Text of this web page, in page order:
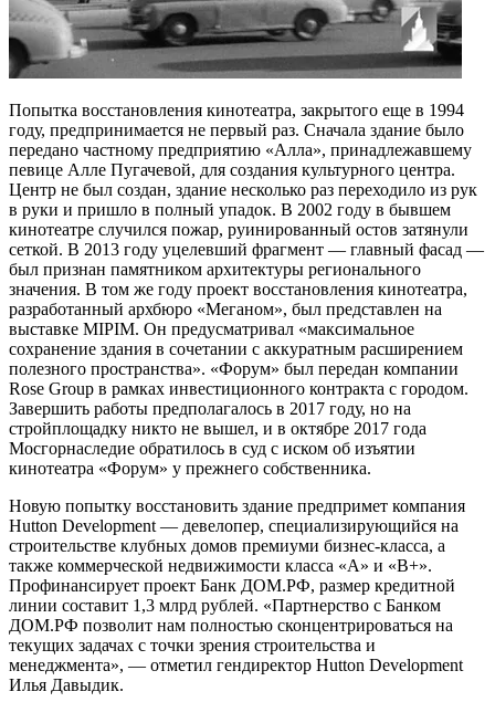
Попытка восстановления кинотеатра, закрытого еще в 1994
году, предпринимается не первый раз. Сначала здание было
передано частному предприятию «Алла», принадлежавшему
певице Алле Пугачевой, для создания культурного центра.
Центр не был создан, здание несколько раз переходило из рук
в руки и пришло в полный упадок. В 2002 году в бывшем
кинотеатре случился пожар, руинированный остов затянули
сеткой. В 2013 году уцелевший фрагмент — главный фасад —
был признан памятником архитектуры регионального
значения. В том же году проект восстановления кинотеатра,
разработанный архбюро «Меганом», был представлен на
выставке MIPIM. Он предусматривал «максимальное
сохранение здания в сочетании с аккуратным расширением
полезного пространства». «Форум» был передан компании
Rose Group в рамках инвестиционного контракта с городом.
Завершить работы предполагалось в 2017 году, но на
стройплощадку никто не вышел, и в октябре 2017 года
Мосгорнаследие обратилось в суд с иском об изъятии
кинотеатра «Форум» у прежнего собственника.
Новую попытку восстановить здание предпримет компания
Hutton Development — девелопер, специализирующийся на
строительстве клубных домов премиуми бизнес-класса, а
также коммерческой недвижимости класса «А» и «В+».
Профинансирует проект Банк ДОМ.РФ, размер кредитной
линии составит 1,3 млрд рублей. «Партнерство с Банком
ДОМ.РФ позволит нам полностью сконцентрироваться на
текущих задачах с точки зрения строительства и
менеджмента», — отметил гендиректор Hutton Development
Илья Давыдик.